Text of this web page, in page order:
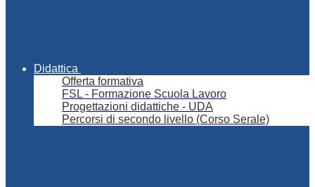
Didattica
Offerta formativa
FSL - Formazione Scuola Lavoro
Progettazioni didattiche - UDA
Percorsi di secondo livello (Corso Serale)